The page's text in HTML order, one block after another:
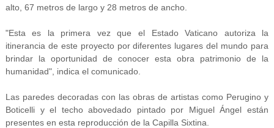
alto, 67 metros de largo y 28 metros de ancho.
"Esta es la primera vez que el Estado Vaticano autoriza la
itinerancia de este proyecto por diferentes lugares del mundo para
brindar la oportunidad de conocer esta obra patrimonio de la
humanidad", indica el comunicado.
Las paredes decoradas con las obras de artistas como Perugino y
Boticelli y el techo abovedado pintado por Miguel Ángel están
presentes en esta reproducción de la Capilla Sixtina.